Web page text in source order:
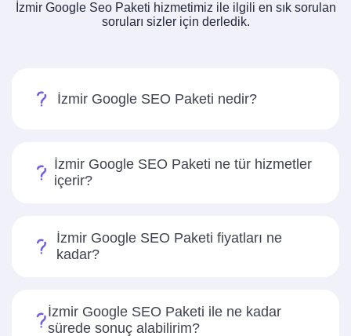
İzmir Google Seo Paketi hizmetimiz ile ilgili en sık sorulan
soruları sizler için derledik.
İzmir Google SEO Paketi nedir?
İzmir Google SEO Paketi ne tür hizmetler
içerir?
İzmir Google SEO Paketi fiyatları ne
kadar?
İzmir Google SEO Paketi ile ne kadar
sürede sonuç alabilirim?